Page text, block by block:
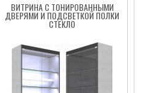
ВИТРИНА С ТОНИРОВАННЫМИ
ДВЕРЯМИ И ПОДСВЕТКОЙ ПОЛКИ
СТЕКЛО